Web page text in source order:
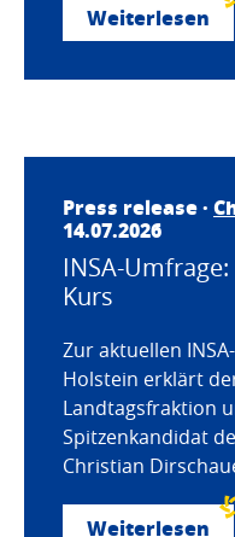
Weiterlesen
Press release ·
14.07.2026
INSA-
Kurs
Zur aktuellen
Holstein erklärt
Landtagsfraktion
Spitzenkandidat
Christian
Weiterlesen